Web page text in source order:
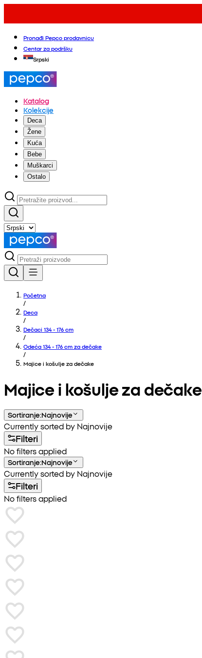
Pronađi Pepco prodavnicu
Centar za podršku
Srpski
Katalog
Kolekcije
Deca
Žene
Kuća
Bebe
Muškarci
Ostalo
Početna
/
Deca
/
Dečaci 134 - 176 cm
/
Odeća 134 - 176 cm za dečake
/
Majice i košulje za dečake
Majice i košulje za dečake
Sortiranje:Najnovije
Currently sorted by Najnovije
Filteri
No filters applied
Sortiranje:Najnovije
Currently sorted by Najnovije
Filteri
No filters applied